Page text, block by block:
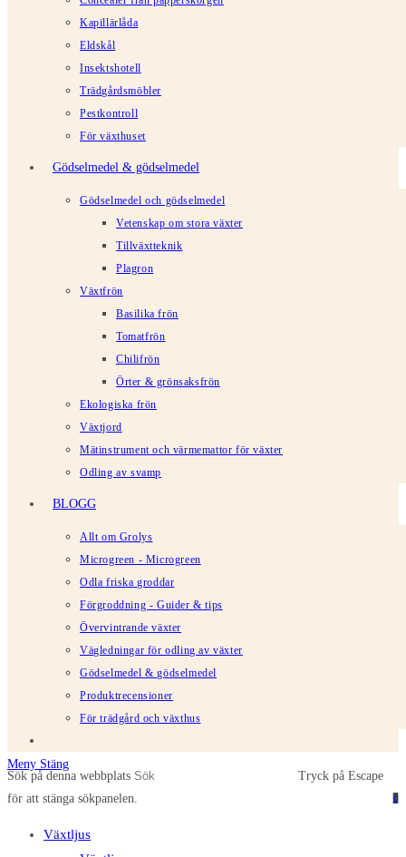
Kapillärlåda
Eldskål
Insektshotell
Trädgårdsmöbler
Pestkontroll
För växthuset
Gödselmedel & gödselmedel
Gödselmedel och gödselmedel
Vetenskap om stora växter
Tillväxtteknik
Plagron
Växtfrön
Basilika frön
Tomatfrön
Chilifrön
Örter & grönsaksfrön
Ekologiska frön
Växtjord
Mätinstrument och värmemattor för växter
Odling av svamp
BLOGG
Allt om Grolys
Microgreen - Microgreen
Odla friska groddar
Förgroddning - Guider & tips
Övervintrande växter
Vägledningar för odling av växter
Gödselmedel & gödselmedel
Produktrecensioner
För trädgård och växthus
0
Meny Stäng
Sök på denna webbplats
Tryck på Escape
för att stänga sökpanelen.
Växtljus